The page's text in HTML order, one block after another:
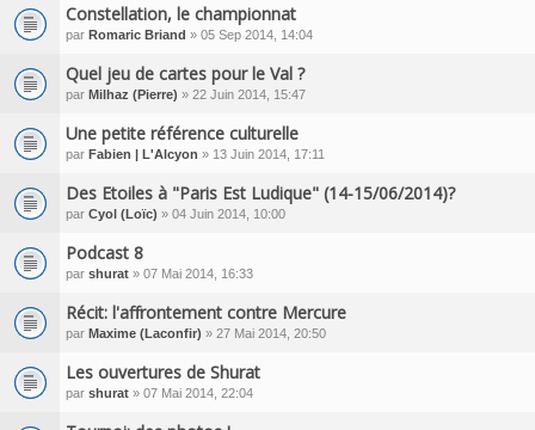
Constellation, le championnat
par Romaric Briand » 05 Sep 2014, 14:04
Quel jeu de cartes pour le Val ?
par Milhaz (Pierre) » 22 Juin 2014, 15:47
Une petite référence culturelle
par Fabien | L'Alcyon » 13 Juin 2014, 17:11
Des Etoiles à "Paris Est Ludique" (14-15/06/2014)?
par Cyol (Loïc) » 04 Juin 2014, 10:00
Podcast 8
par shurat » 07 Mai 2014, 16:33
Récit: l'affrontement contre Mercure
par Maxime (Laconfir) » 27 Mai 2014, 20:50
Les ouvertures de Shurat
par shurat » 07 Mai 2014, 22:04